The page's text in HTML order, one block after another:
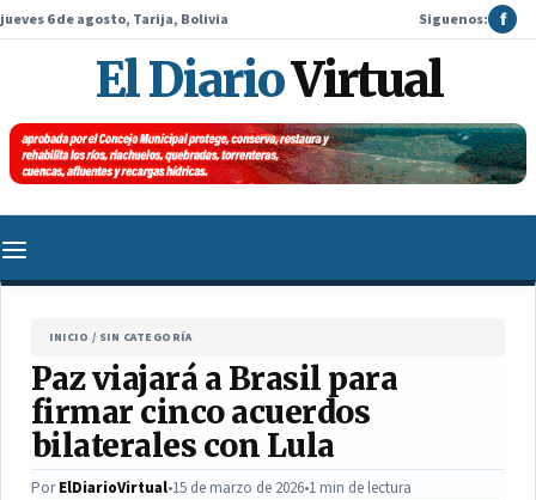
jueves 6 de agosto, Tarija, Bolivia Siguenos: f
El DiarioVirtual
INICIO / SIN CATEGORÍA
Paz viajará a Brasil para
firmar cinco acuerdos
bilaterales con Lula
PorElDiarioVirtual•15 de marzo de 2026•1 min de lectura